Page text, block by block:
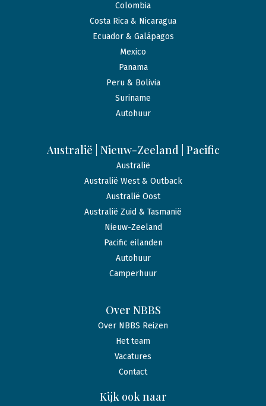
Colombia
Costa Rica & Nicaragua
Ecuador & Galápagos
Mexico
Panama
Peru & Bolivia
Suriname
Autohuur
Australië | Nieuw-Zeeland | Pacific
Australië
Australië West & Outback
Australië Oost
Australië Zuid & Tasmanië
Nieuw-Zeeland
Pacific eilanden
Autohuur
Camperhuur
Over NBBS
Over NBBS Reizen
Het team
Vacatures
Contact
Kijk ook naar